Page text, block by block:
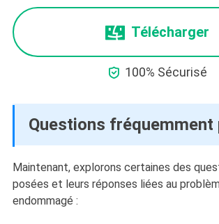
Télécharger
 100% Sécurisé
Questions fréquemment
Maintenant, explorons certaines des
posées et leurs réponses liées au
endommagé :